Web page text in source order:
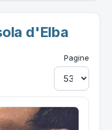
d'Elba
Pagine